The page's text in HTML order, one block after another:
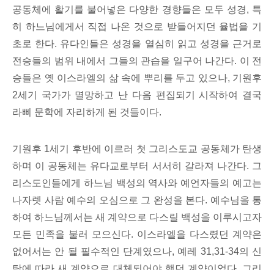
공동체에 활기를 불어넣은 다양한 경향들은 모두 성경, 특
히 하느님에게서 직접 나온 것으로 받들어지던 율법을 기
초로 한다. 유다인들은 성경을 열심히 읽고 성경을 근거로
전승들의 범위 내에서 그들의 관습을 일구어 나간다. 이 전
승들은 옛 이스라엘의 삶 속에 뿌리를 두고 있으나, 기원후
2세기 국가가 멸망하고 난 다음 편집되기 시작하여 결국
라삐 문학에 자리하게 된 것들이다.
기원후 1세기 후반에 이르러 첫 그리스도교 공동체가 탄생
하며 이 공동체는 유다교로부터 서서히 갈라져 나간다. 그
리스도인들에게 하느님 백성의 역사와 예언자들의 예고는
나자렛 사람 예수의 오심으로 그 완성을 본다. 예수님을 통
하여 하느님께서는 새 계약으로 다스릴 백성을 이루시고자
모든 민족을 불러 모으신다. 이스라엘을 다스렸던 계약은
없어서는 안 될 필수적인 단계였으나, 예레 31,31-34의 신